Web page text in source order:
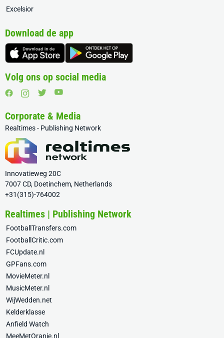
Excelsior
Download de app
Volg ons op social media
Corporate & Media
Realtimes - Publishing Network
Innovatieweg 20C
7007 CD, Doetinchem, Netherlands
+31(315)-764002
Realtimes | Publishing Network
FootballTransfers.com
FootballCritic.com
FCUpdate.nl
GPFans.com
MovieMeter.nl
MusicMeter.nl
WijWedden.net
Kelderklasse
Anfield Watch
MeeMetOranje.nl